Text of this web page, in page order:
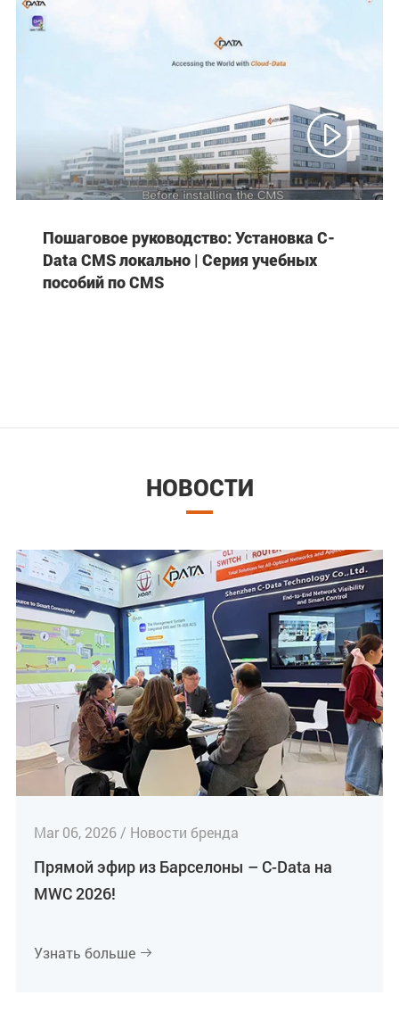

Пошаговое руководство: Установка C-
Data CMS локально | Серия учебных
пособий по CMS
НОВОСТИ
Mar 06, 2026 / Новости бренда
Прямой эфир из Барселоны – C-Data на
MWC 2026!
Узнать больше 